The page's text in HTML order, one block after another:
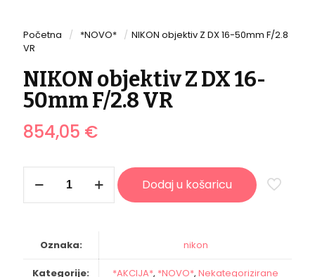
Početna / *NOVO* / NIKON objektiv Z DX 16-50mm F/2.8
VR
NIKON objektiv Z DX 16-
50mm F/2.8 VR
854,05 €
objektiv
Z
50mm
Dodaj u košaricu
Oznaka: nikon
Kategorije: *AKCIJA*, *NOVO*, Nekategorizirane